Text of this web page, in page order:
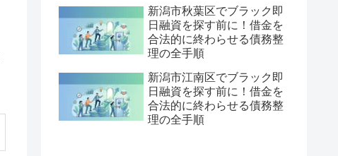
新潟市秋葉区でブラック即
日融資を探す前に！借金を
合法的に終わらせる債務整
理の全手順
新潟市江南区でブラック即
日融資を探す前に！借金を
合法的に終わらせる債務整
理の全手順